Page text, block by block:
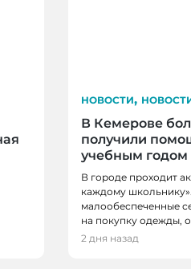
НОВОСТИ,
В Кемерове
получили
учебным годом
В городе проходит
каждому
малообеспеченные
на покупку одежды,
2 дня назад
благоустройства от